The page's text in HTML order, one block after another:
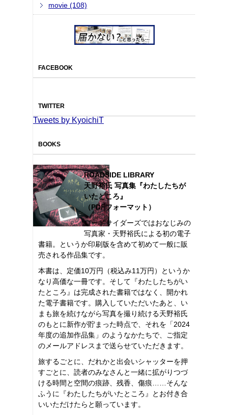
movie (108)
FACEBOOK
TWITTER
Tweets by KyoichiT
BOOKS
ROADSIDE LIBRARY
天野裕氏 写真集『わたしたちが
いたところ』
（PDFフォーマット）
ロードサイダーズではおなじみの
写真家・天野裕氏による初の電子
書籍。というか印刷版を含めて初めて一般に販
売される作品集です。
本書は、定価10万円（税込み11万円）というか
なり高価な一冊です。そして『わたしたちがい
たところ』は完成された書籍ではなく、開かれ
た電子書籍です。購入していただいたあと、い
まも旅を続けながら写真を撮り続ける天野裕氏
のもとに新作が貯まった時点で、それを「2024
年度の追加作品集」のようなかたちで、ご指定
のメールアドレスまで送らせていただきます。
旅するごとに、だれかと出会いシャッターを押
すごとに、読者のみなさんと一緒に拡がりつづ
ける時間と空間の痕跡、残香、傷痕……そんな
ふうに『わたしたちがいたところ』とお付き合
いいただけたらと願っています。